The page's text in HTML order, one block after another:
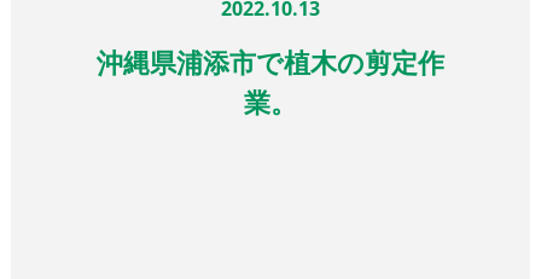
2022.10.13
沖縄県浦添市で植木の剪定作
業。